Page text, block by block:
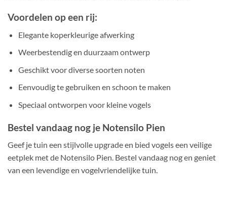
Voordelen op een rij:
Elegante koperkleurige afwerking
Weerbestendig en duurzaam ontwerp
Geschikt voor diverse soorten noten
Eenvoudig te gebruiken en schoon te maken
Speciaal ontworpen voor kleine vogels
Bestel vandaag nog je Notensilo Pien
Geef je tuin een stijlvolle upgrade en bied vogels een veilige
eetplek met de Notensilo Pien. Bestel vandaag nog en geniet
van een levendige en vogelvriendelijke tuin.